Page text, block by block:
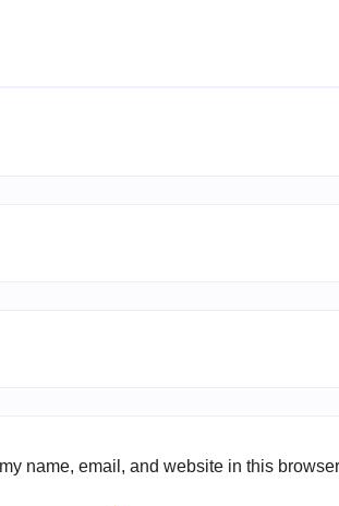
name, email, and website in this